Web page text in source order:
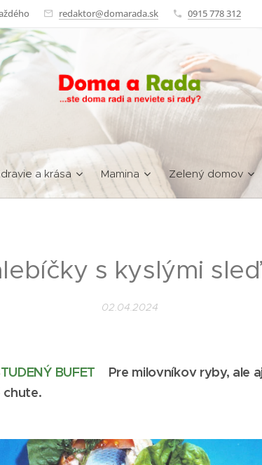
redaktor@domarada.sk 0915 778 312
a krása Mamina Zelený domov
s kyslými
02.04.2024
BUFET
Pre milovníkov ryby, ale
chute.